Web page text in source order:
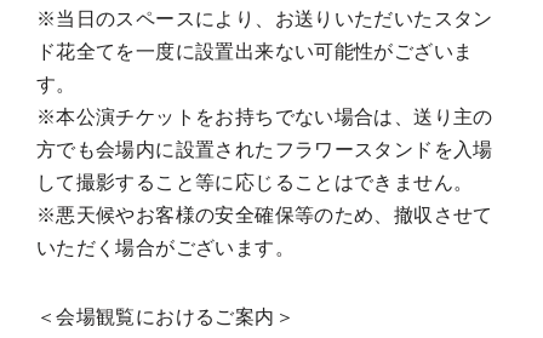
※当日のスペースにより、お送りいただいたスタン
ド花全てを一度に設置出来ない可能性がございま
す。
※本公演チケットをお持ちでない場合は、送り主の
方でも会場内に設置されたフラワースタンドを入場
して撮影すること等に応じることはできません。
※悪天候やお客様の安全確保等のため、撤収させて
いただく場合がございます。
＜会場観覧におけるご案内＞